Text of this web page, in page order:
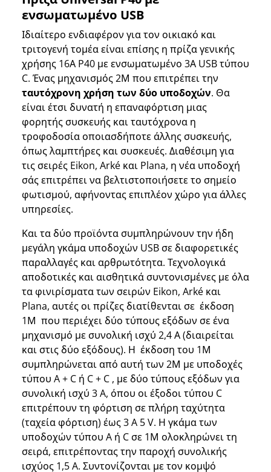
ενσωματωμένο USB
Ιδιαίτερο ενδιαφέρον για τον οικιακό και
τριτογενή τομέα είναι επίσης η πρίζα γενικής
χρήσης 16Α P40 με ενσωματωμένο 3Α USB τύπου
C. Ένας μηχανισμός 2Μ που επιτρέπει την
ταυτόχρονη χρήση των δύο υποδοχών. Θα
είναι έτσι δυνατή η επαναφόρτιση μιας
φορητής συσκευής και ταυτόχρονα η
τροφοδοσία οποιασδήποτε άλλης συσκευής,
όπως λαμπτήρες και συσκευές. Διαθέσιμη για
τις σειρές Eikon, Arké και Plana, η νέα υποδοχή
σάς επιτρέπει να βελτιστοποιήσετε το σημείο
φωτισμού, αφήνοντας επιπλέον χώρο για άλλες
υπηρεσίες.
Και τα δύο προϊόντα συμπληρώνουν την ήδη
μεγάλη γκάμα υποδοχών USB σε διαφορετικές
παραλλαγές και αρθρωτότητα. Τεχνολογικά
αποδοτικές και αισθητικά συντονισμένες με όλα
τα φινιρίσματα των σειρών Eikon, Arké και
Plana, αυτές οι πρίζες διατίθενται σε έκδοση
1Μ που περιέχει δύο τύπους εξόδων σε ένα
μηχανισμό με συνολική ισχύ 2,4 Α (διαιρείται
και στις δύο εξόδους). Η έκδοση του 1Μ
συμπληρώνεται από αυτή των 2Μ με υποδοχές
τύπου A + C ή C + C , με δύο τύπους εξόδων για
συνολική ισχύ 3 A, όπου οι έξοδοι τύπου C
επιτρέπουν τη φόρτιση σε πλήρη ταχύτητα
(ταχεία φόρτιση) έως 3 A 5 V. Η γκάμα των
υποδοχών τύπου A ή C σε 1Μ ολοκληρώνει τη
σειρά, επιτρέποντας την παροχή συνολικής
ισχύος 1,5 A. Συντονίζονται με τον κομψό